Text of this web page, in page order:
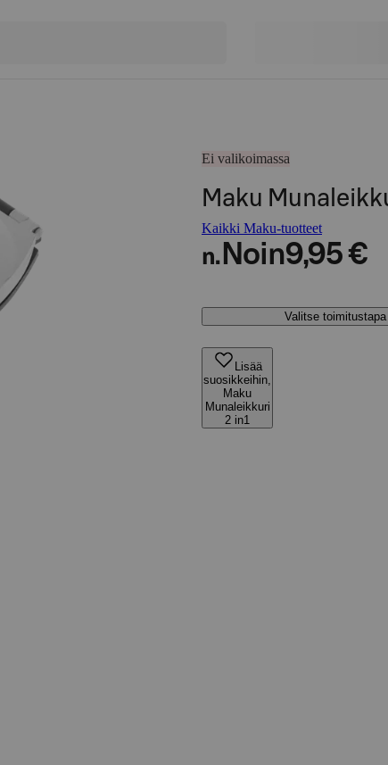
Ei valikoimassa
Maku
Kaikki Maku-tuotteet
n. Noin9,95 €
Valitse toimitustapa
Lisää
suosikkeihin,
Maku
Munaleikkuri
2 in1